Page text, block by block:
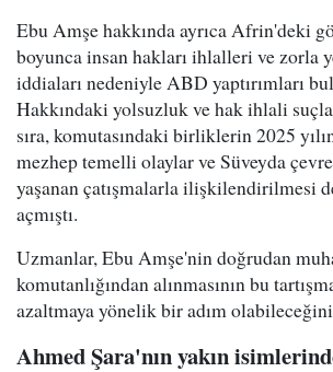
Ebu Amşe hakkında ayrıca Afrin'deki
boyunca insan hakları ihlalleri ve zorla
iddiaları nedeniyle ABD yaptırımları
Hakkındaki yolsuzluk ve hak ihlali
sıra, komutasındaki birliklerin 2025
mezhep temelli olaylar ve Süveyda
yaşanan çatışmalarla ilişkilendirilmesi
açmıştı.
Uzmanlar, Ebu Amşe'nin doğrudan
komutanlığından alınmasının bu
azaltmaya yönelik bir adım
Ahmed Şara'nın yakın